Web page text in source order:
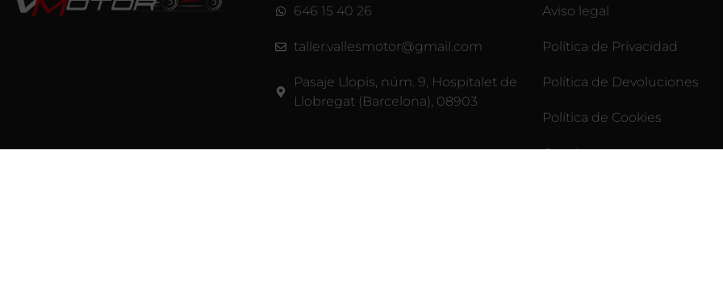
646 15 40 26
taller.vallesmotor@gmail.com
Pasaje Llopis, núm. 9, Hospitalet de
Llobregat (Barcelona), 08903
Aviso legal
Política de Privacidad
Política de Devoluciones
Política de Cookies
Contáctenos